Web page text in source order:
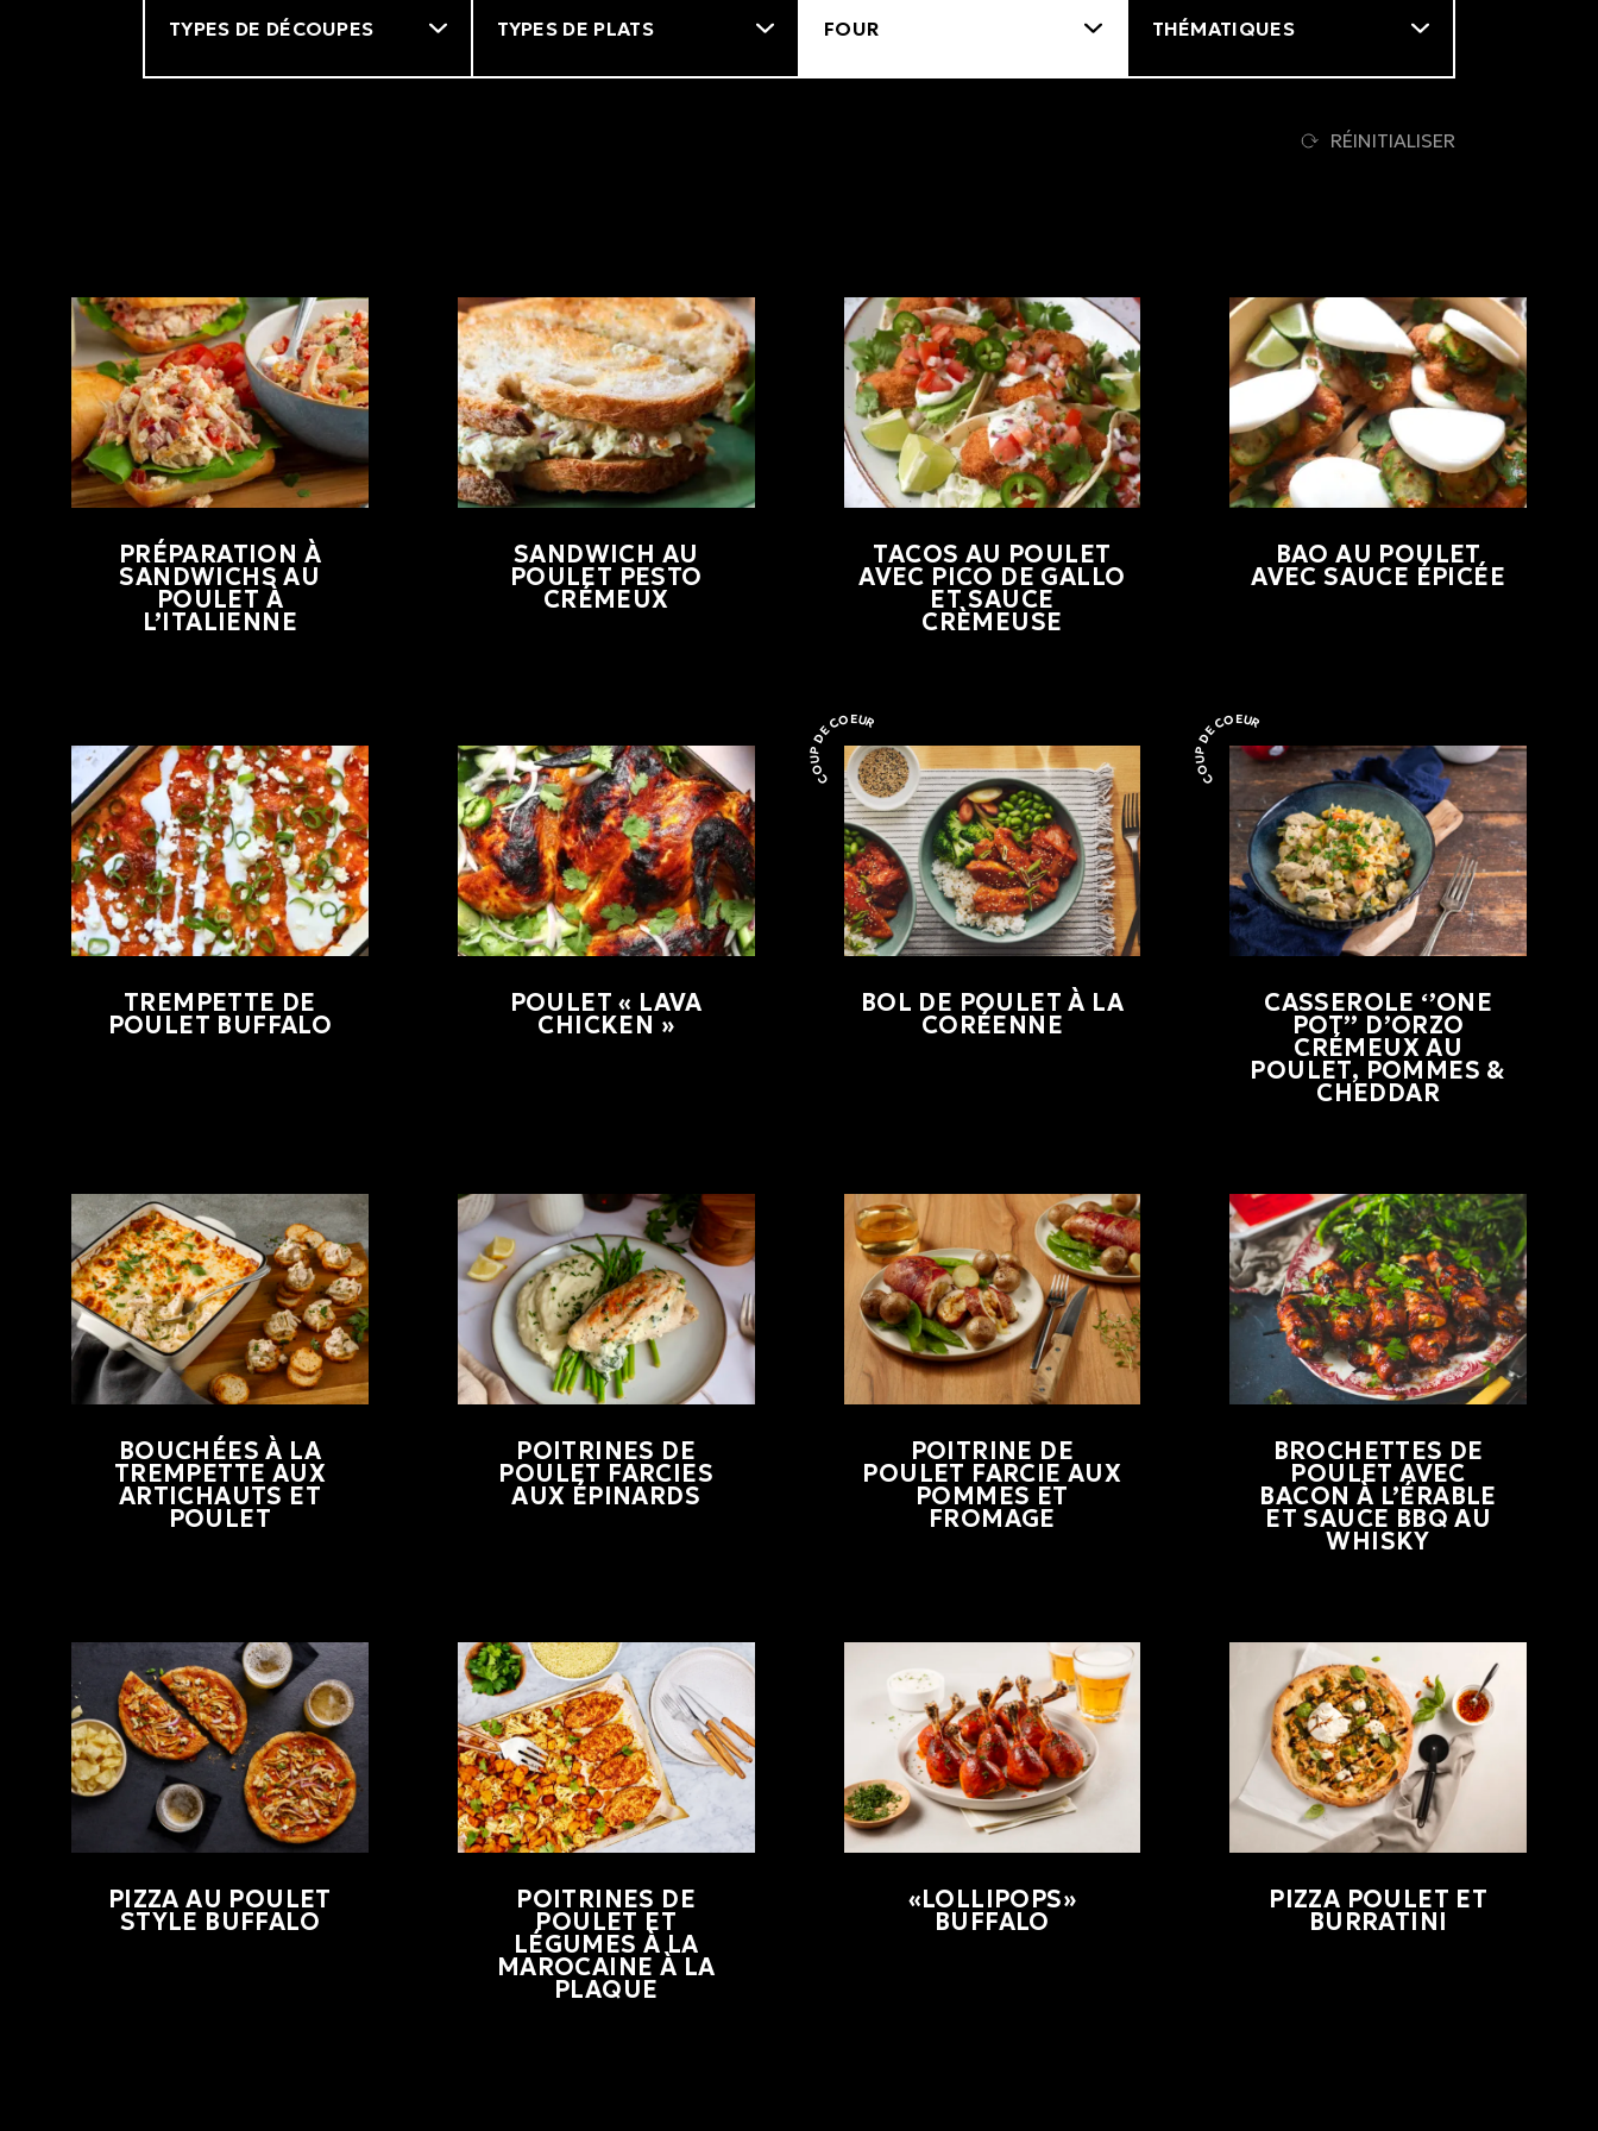
Filtre
RÉINITIALISER
PRÉPARATION À
SANDWICHS AU
POULET À
L’ITALIENNE
SANDWICH AU
POULET PESTO
CRÉMEUX
TACOS AU POULET
AVEC PICO DE GALLO
ET SAUCE
CRÈMEUSE
BAO AU POULET
AVEC SAUCE ÉPICÉE
TREMPETTE DE
POULET BUFFALO
POULET « LAVA
CHICKEN »
BOL DE POULET À LA
CORÉENNE
Coup de coeur
COUP DE COEUR
CASSEROLE ‘’ONE
POT’’ D’ORZO
CRÉMEUX AU
POULET, POMMES &
CHEDDAR
Coup de coeur
COUP DE COEUR
BOUCHÉES À LA
TREMPETTE AUX
ARTICHAUTS ET
POULET
POITRINES DE
POULET FARCIES
AUX ÉPINARDS
POITRINE DE
POULET FARCIE AUX
POMMES ET
FROMAGE
BROCHETTES DE
POULET AVEC
BACON À L’ÉRABLE
ET SAUCE BBQ AU
WHISKY
PIZZA AU POULET
STYLE BUFFALO
POITRINES DE
POULET ET
LÉGUMES À LA
MAROCAINE À LA
PLAQUE
«LOLLIPOPS»
BUFFALO
PIZZA POULET ET
BURRATINI